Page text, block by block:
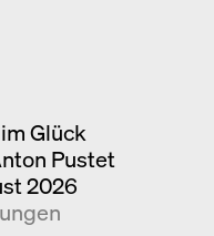
Glück
Pustet
2026